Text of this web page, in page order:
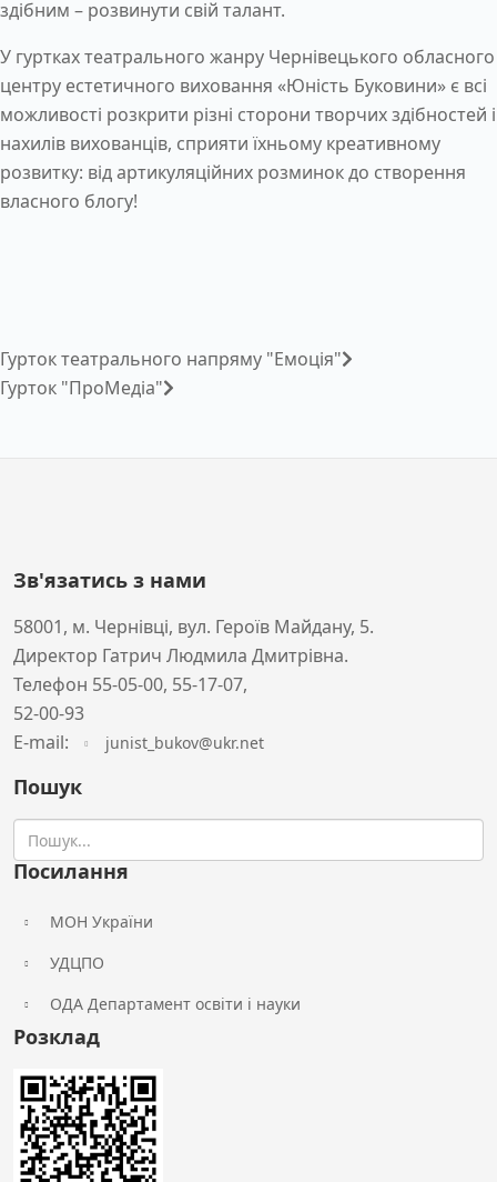
здібним – розвинути свій талант.
У гуртках театрального жанру Чернівецького обласного
центру естетичного виховання «Юність Буковини» є всі
можливості розкрити різні сторони творчих здібностей і
нахилів вихованців, сприяти їхньому креативному
розвитку: від артикуляційних розминок до створення
власного блогу!
Гурток театрального напряму "Емоція"
Гурток "ПроМедіа"
Зв'язатись з нами
58001, м. Чернівці, вул. Героїв Майдану, 5.
Директор Гатрич Людмила Дмитрівна.
Телефон 55-05-00, 55-17-07,
52-00-93
Е-mail:
junist_bukov@ukr.net
Пошук
Посилання
МОН України
УДЦПО
ОДА Департамент освіти і науки
Розклад